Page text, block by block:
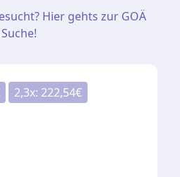
Hier gehts zur GOÄ
Suche!
2,3x: 222,54€